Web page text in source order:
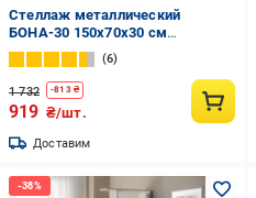
Стеллаж металлический
БОНА-30 150х70х30 см
окрашенный на 4 полки с МДФ
Черный (30)
6
1 732 -813₴
919 ₴/шт.
Доставим